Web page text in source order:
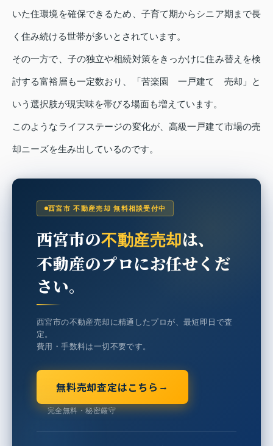
いた住環境を確保できるため、子育て期からシニア期まで長
く住み続ける世帯が多いとされています。
その一方で、子の独立や相続対策をきっかけに住み替えを検
討する富裕層も一定数おり、「苦楽園 一戸建て 売却」と
いう選択肢が現実味を帯びる場面も増えています。
このようなライフステージの変化が、高級一戸建て市場の売
却ニーズを生み出しているのです。
西宮市 不動産売却 無料相談受付中
西宮市の不動産売却は、
不動産のプロにお任せくだ
さい。
西宮市の不動産売却に精通したプロが、最短即日で査
定。
費用・手数料は一切不要です。
無料売却査定はこちら →
完全無料・秘密厳守